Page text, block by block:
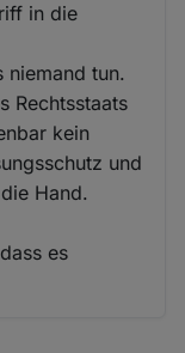
in die
niemand tun.
Rechtsstaats
kein
und
Hand.
es